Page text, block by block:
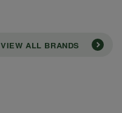
VIEW ALL BRANDS